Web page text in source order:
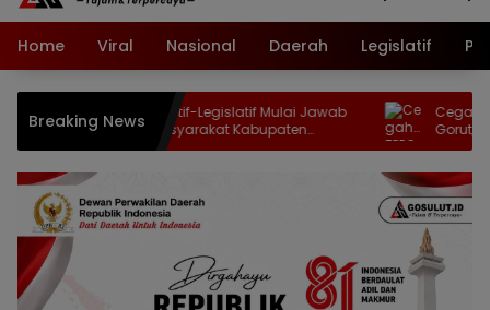
Home Viral Nasional Daerah Legislatif
Breaking News
Sinergi Eksekutif-Legislatif Mulai Jawab
Harapan Masyarakat Kabupaten
Gorontalo
Cegah TPPO
Gorut, Imigrasi
TIMPORA